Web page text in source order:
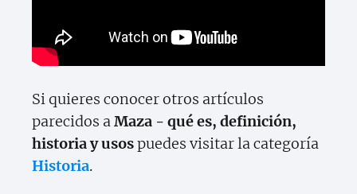
Si quieres conocer otros artículos
parecidos aMaza - qué es, definición,
historia y usospuedes visitar la categoría
Historia.